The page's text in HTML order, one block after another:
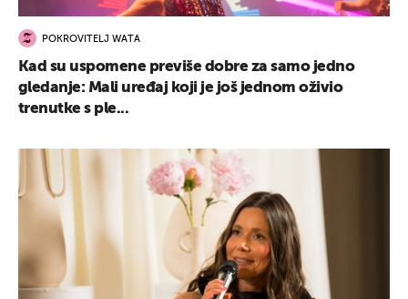
POKROVITELJ WATA
Kad su uspomene previše dobre za samo jedno
gledanje: Mali uređaj koji je još jednom oživio
trenutke s ple...